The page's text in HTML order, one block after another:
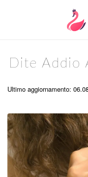
Dite Addio
Ultimo aggiornamento: